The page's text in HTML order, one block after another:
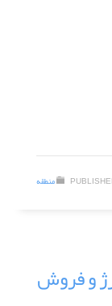
منطقه
و فروش